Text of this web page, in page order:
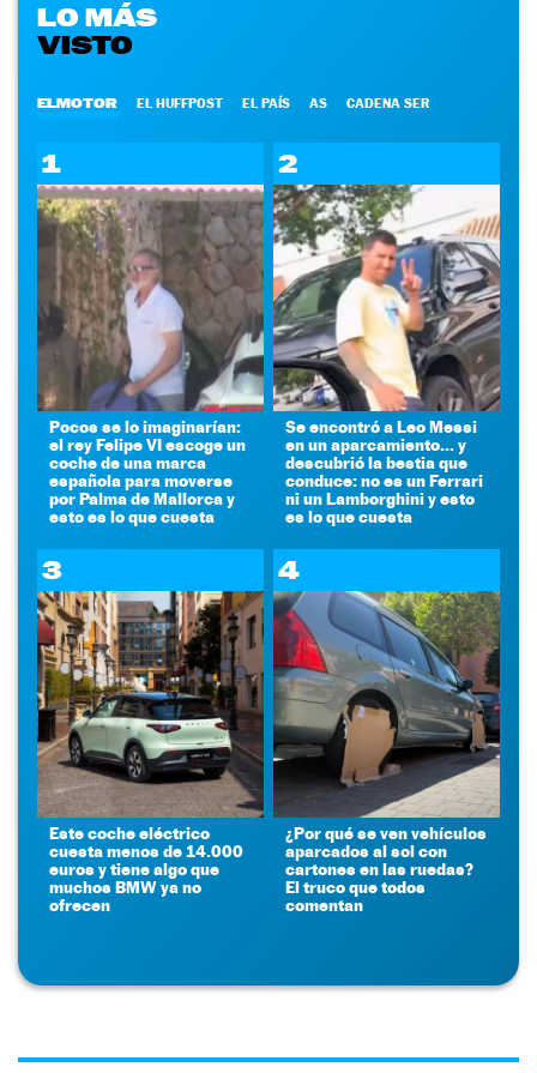
LO MÁS
VISTO
ELMOTOR EL HUFFPOST EL PAÍS AS CADENA SER
1
Pocos se lo imaginarían:
el rey Felipe VI escoge un
coche de una marca
española para moverse
por Palma de Mallorca y
esto es lo que cuesta
2
Se encontró a Leo Messi
en un aparcamiento... y
descubrió la bestia que
conduce: no es un Ferrari
ni un Lamborghini y esto
es lo que cuesta
3
Este coche eléctrico
cuesta menos de 14.000
euros y tiene algo que
muchos BMW ya no
ofrecen
4
¿Por qué se ven vehículos
aparcados al sol con
cartones en las ruedas?
El truco que todos
comentan